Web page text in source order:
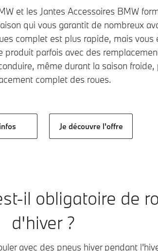
et les Jantes Accessoires BMW
qui vous garantit de nombreux
complet est plus rapide, mais vous
produit parfois avec des
même durant la saison froide,
complet des roues.
Je découvre l'offre
il obligatoire de
d'hiver ?
avec des pneus hiver pendant